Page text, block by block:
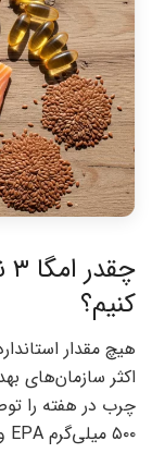
کنیم؟
هیچ مقدار
اکثر سازمان‌های
۵۰۰ میلی‌گرم EPA و DHA ترکیبی در روز است.